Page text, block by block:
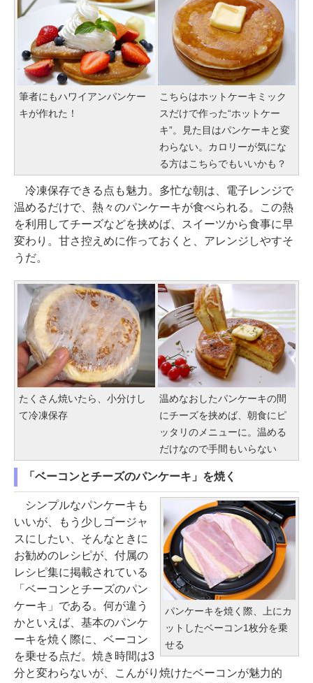
筆者にもハワイアンパンケー
キが作れた！
こちらはホットケーキミック
スだけで作った“ホットケー
キ”。見た目はパンケーキと変
わらない。カロリーが気にな
る方はこちらでもいいかも？
冷凍保存できる点も魅力。多忙な朝は、電子レンジで
温めるだけで、熱々のパンケーキが食べられる。この熱
を利用してチーズなどを挟めば、スイーツから食事に早
変わり。甘さ控えめに作っておくと、アレンジしやすそ
うだ。
たくさん焼いたら、小分けし
て冷凍保存
温めなおしたパンケーキの間
にチーズを挟めば、朝食にピ
ッタリのメニューに。温める
だけなので手間もいらない
「ベーコンとチーズのパンケーキ」を焼く
パンケーキを焼く際、上にカ
ットしたベーコン1枚分を乗
せる
シンプルなパンケーキも
いいが、もう少しゴージャ
スにしたい、そんなときに
お勧めのレシピが、付属の
レシピ集に掲載されている
「ベーコンとチーズのパン
ケーキ」である。何が違う
かといえば、基本のパンケ
ーキを焼く際に、ベーコン
を乗せる点だ。焼き時間は3
分と変わらないが、こんがり焼けたベーコンが魅力的